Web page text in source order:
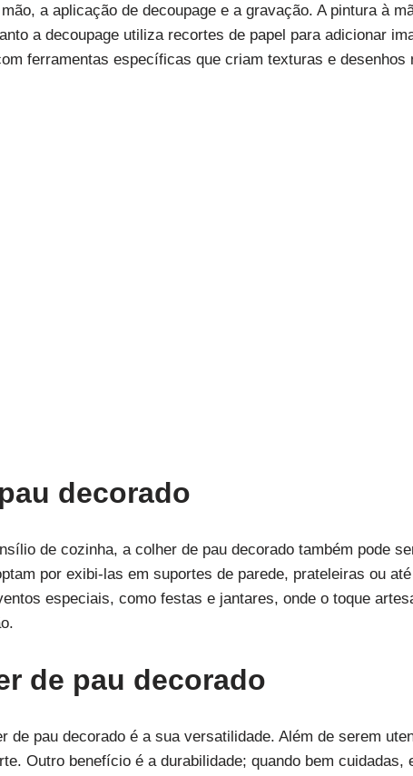
a aplicação de decoupage e a gravação. A pintura à
a decoupage utiliza recortes de papel para adicionar
ferramentas específicas que criam texturas e desenhos
decorado
de cozinha, a colher de pau decorado também pode
por exibi-las em suportes de parede, prateleiras ou
especiais, como festas e jantares, onde o toque
de pau decorado
de pau decorado é a sua versatilidade. Além de serem
Outro benefício é a durabilidade; quando bem cuidadas,